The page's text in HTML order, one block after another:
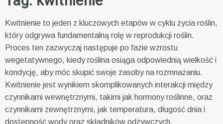
Kwitnienie to jeden z kluczowych etapów w cyklu życia roślin,
który odgrywa fundamentalną rolę w reprodukcji roślin.
Proces ten zazwyczaj następuje po fazie wzrostu
wegetatywnego, kiedy roślina osiąga odpowiednią wielkość i
kondycję, aby móc skupić swoje zasoby na rozmnażaniu.
Kwitnienie jest wynikiem skomplikowanych interakcji między
czynnikami wewnętrznymi, takimi jak hormony roślinne, oraz
czynnikami zewnętrznymi, jak temperatura, długość dnia i
dostępność wody oraz składników odżywczych.